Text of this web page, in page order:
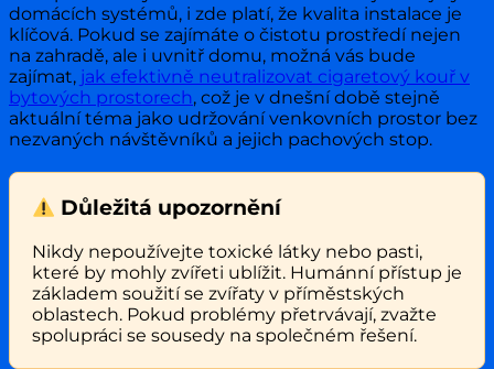
domácích systémů, i zde platí, že kvalita instalace je
klíčová. Pokud se zajímáte o čistotu prostředí nejen
na zahradě, ale i uvnitř domu, možná vás bude
zajímat, jak efektivně neutralizovat cigaretový kouř v
bytových prostorech, což je v dnešní době stejně
aktuální téma jako udržování venkovních prostor bez
nezvaných návštěvníků a jejich pachových stop.
Důležitá upozornění
Nikdy nepoužívejte toxické látky nebo pasti,
které by mohly zvířeti ublížit. Humánní přístup je
základem soužití se zvířaty v příměstských
oblastech. Pokud problémy přetrvávají, zvažte
spolupráci se sousedy na společném řešení.